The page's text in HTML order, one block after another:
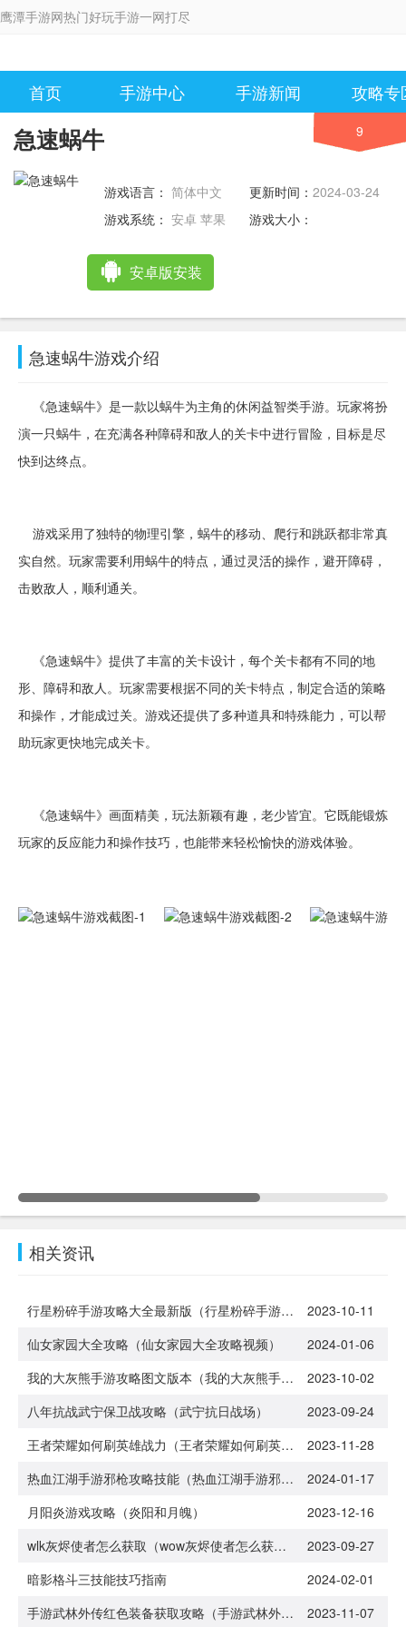
鹰潭手游网热门好玩手游一网打尽
首页 手游中心 手游新闻 攻略专
急速蜗牛 9
游戏语言： 简体中文 更新时间： 2024-03-24
16:34:37
游戏系统： 安卓 苹果 游戏大小：
安卓版安装
急速蜗牛游戏介绍
《急速蜗牛》是一款以蜗牛为主角的休闲益智类手游。玩家将扮
演一只蜗牛，在充满各种障碍和敌人的关卡中进行冒险，目标是尽
快到达终点。
游戏采用了独特的物理引擎，蜗牛的移动、爬行和跳跃都非常真
实自然。玩家需要利用蜗牛的特点，通过灵活的操作，避开障碍，
击败敌人，顺利通关。
《急速蜗牛》提供了丰富的关卡设计，每个关卡都有不同的地
形、障碍和敌人。玩家需要根据不同的关卡特点，制定合适的策略
和操作，才能成过关。游戏还提供了多种道具和特殊能力，可以帮
助玩家更快地完成关卡。
《急速蜗牛》画面精美，玩法新颖有趣，老少皆宜。它既能锻炼
玩家的反应能力和操作技巧，也能带来轻松愉快的游戏体验。
相关资讯
行星粉碎手游攻略大全最新版（行星粉碎手游攻略大全最新版本）
2023-10-11
仙女家园大全攻略（仙女家园大全攻略视频）
2024-01-06
我的大灰熊手游攻略图文版本（我的大灰熊手游攻略图文版本下载）
2023-10-02
八年抗战武宁保卫战攻略（武宁抗日战场）
2023-09-24
王者荣耀如何刷英雄战力（王者荣耀如何刷英雄战力高）
2023-11-28
热血江湖手游邪枪攻略技能（热血江湖手游邪刀技能展示）
2024-01-17
月阳炎游戏攻略（炎阳和月魄）
2023-12-16
wlk灰烬使者怎么获取（wow灰烬使者怎么获得）
2023-09-27
暗影格斗三技能技巧指南
2024-02-01
手游武林外传红色装备获取攻略（手游武林外传红色装备获取攻略图）
2023-11-07